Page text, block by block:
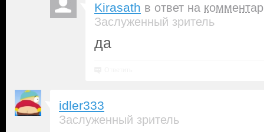
Kirasath в ответ на
Заслуженный зритель
да
idler333
Заслуженный зритель